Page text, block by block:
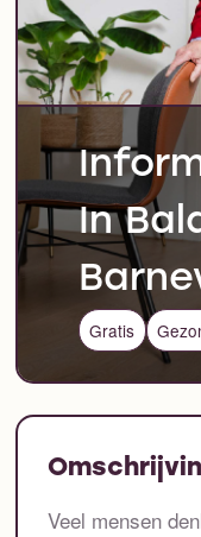
In
Gratis
Veel mensen